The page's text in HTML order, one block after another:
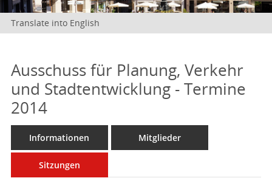
Translate into English
Ausschuss für Planung, Verkehr
und Stadtentwicklung - Termine
2014
Informationen Mitglieder
Sitzungen